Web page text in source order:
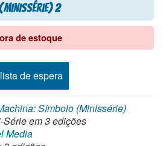
2
de estoque
de espera
Símbolo (Minissérie)
Sérieem 3 edições
Media